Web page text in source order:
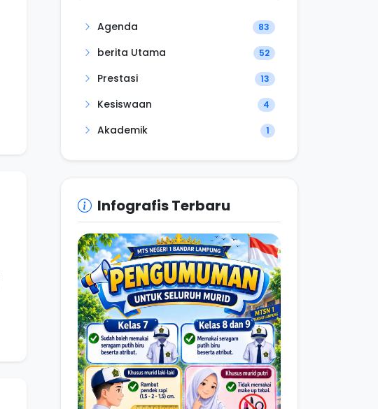
Agenda 83
berita Utama 52
Prestasi 13
Kesiswaan 4
Akademik 1
Infografis Terbaru